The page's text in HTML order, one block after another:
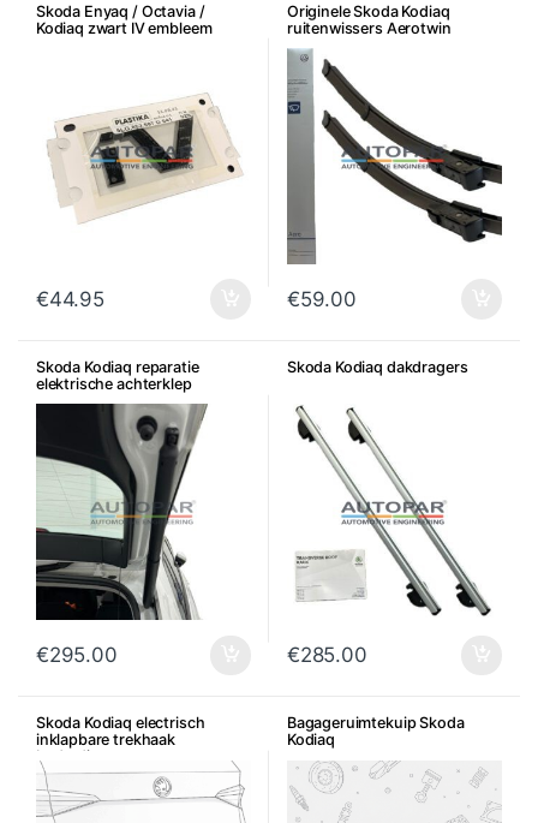
Skoda Enyaq / Octavia /
Kodiaq zwart IV embleem
€44.95
Originele Skoda Kodiaq
ruitenwissers Aerotwin
€59.00
Skoda Kodiaq reparatie
elektrische achterklep
€295.00
Skoda Kodiaq dakdragers
€285.00
Skoda Kodiaq electrisch
inklapbare trekhaak
bedrading
Bagageruimtekuip Skoda
Kodiaq